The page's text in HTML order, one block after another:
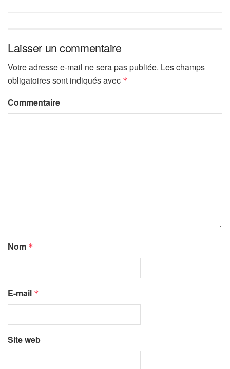
Laisser un commentaire
Votre adresse e-mail ne sera pas publiée. Les champs
obligatoires sont indiqués avec *
Commentaire
Nom *
E-mail *
Site web